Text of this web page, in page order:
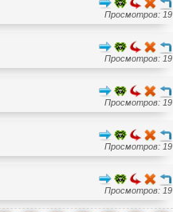
Просмотров: 19
Просмотров: 19
Просмотров: 19
Просмотров: 19
Просмотров: 19